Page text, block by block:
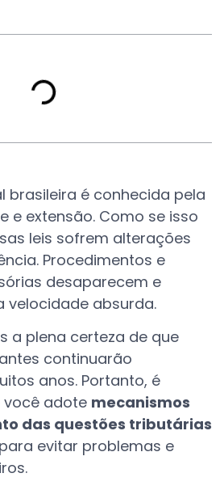
brasileira é conhecida pela
e extensão. Como se isso
leis sofrem alterações
Procedimentos e
desaparecem e
velocidade absurda.
a plena certeza de que
continuarão
anos. Portanto, é
adote mecanismos
das questões tributárias
evitar problemas e